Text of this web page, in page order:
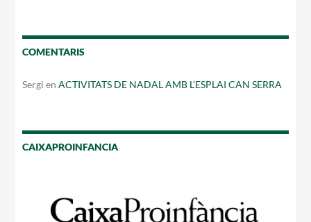
COMENTARIS
Sergi enACTIVITATS DE NADAL AMB L’ESPLAI CAN SERRA
CAIXAPROINFANCIA